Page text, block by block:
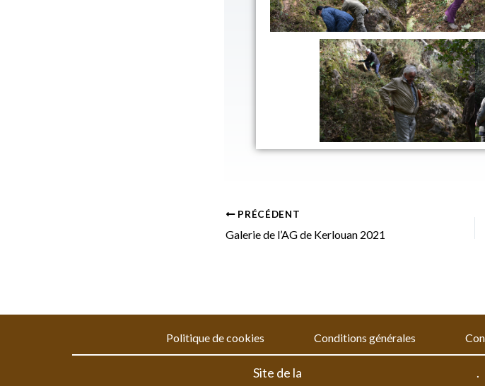
PRÉCÉDENT
Galerie de l’AG de Kerlouan 2021
Politique de cookies Conditions générales
Site de la
.